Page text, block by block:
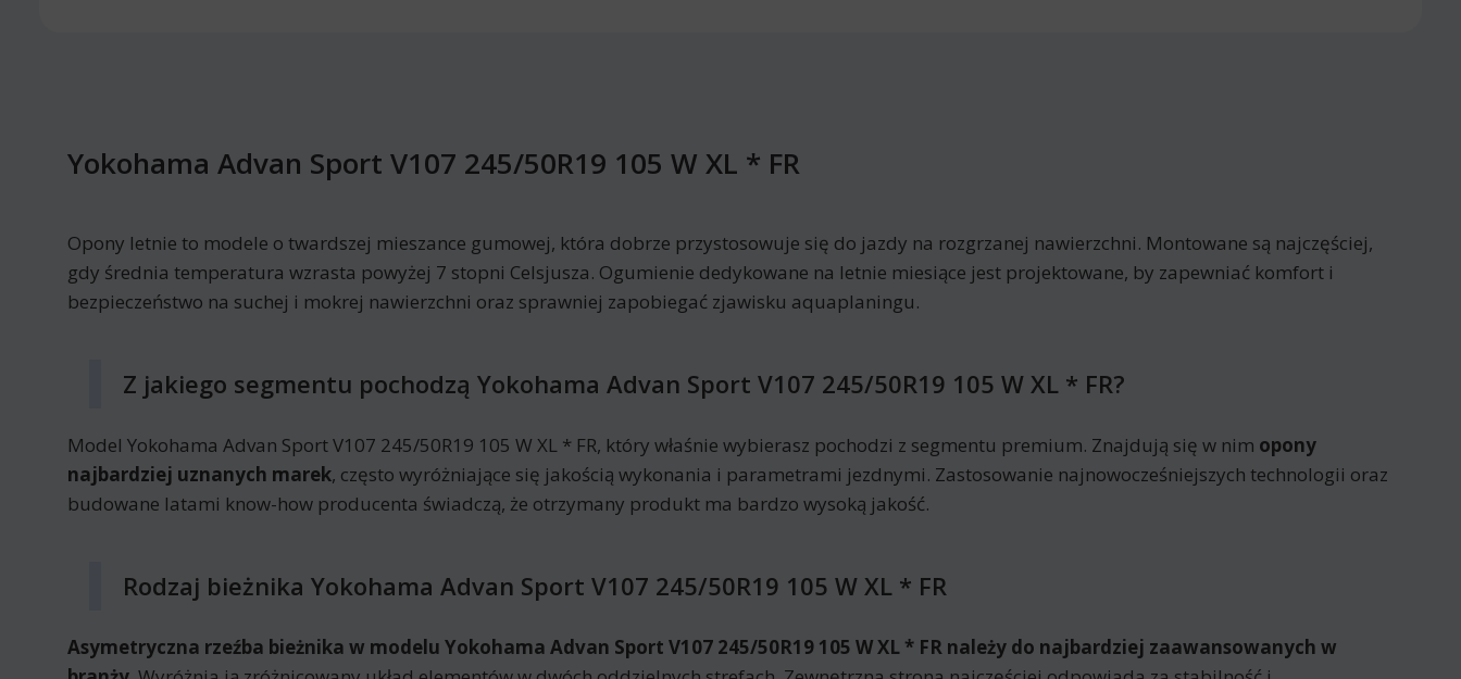
Yokohama Advan Sport V107 245/50R19 105 W XL * FR
Opony letnie to modele o twardszej mieszance gumowej, która dobrze przystosowuje się do jazdy na rozgrzanej nawierzchni. Montowane są najczęściej,
gdy średnia temperatura wzrasta powyżej 7 stopni Celsjusza. Ogumienie dedykowane na letnie miesiące jest projektowane, by zapewniać komfort i
bezpieczeństwo na suchej i mokrej nawierzchni oraz sprawniej zapobiegać zjawisku aquaplaningu.
Z jakiego segmentu pochodzą Yokohama Advan Sport V107 245/50R19 105 W XL * FR?
Model Yokohama Advan Sport V107 245/50R19 105 W XL * FR, który właśnie wybierasz pochodzi z segmentu premium. Znajdują się w nim opony
najbardziej uznanych marek, często wyróżniające się jakością wykonania i parametrami jezdnymi. Zastosowanie najnowocześniejszych technologii oraz
budowane latami know-how producenta świadczą, że otrzymany produkt ma bardzo wysoką jakość.
Rodzaj bieżnika Yokohama Advan Sport V107 245/50R19 105 W XL * FR
Asymetryczna rzeźba bieżnika w modelu Yokohama Advan Sport V107 245/50R19 105 W XL * FR należy do najbardziej zaawansowanych w